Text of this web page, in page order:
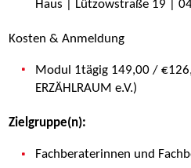
Haus | Lützowstraße 19 |
Kosten & Anmeldung
Modul 1tägig 149,00 /
ERZÄHLRAUM e.V.)
Zielgruppe(n):
Fachberaterinnen und